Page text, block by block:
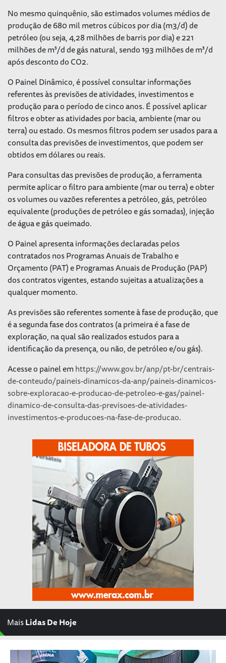
No mesmo quinquênio, são estimados volumes médios de
produção de 680 mil metros cúbicos por dia (m3/d) de
petróleo (ou seja, 4,28 milhões de barris por dia) e 221
milhões de m³/d de gás natural, sendo 193 milhões de m³/d
após desconto do CO2.
O Painel Dinâmico, é possível consultar informações
referentes às previsões de atividades, investimentos e
produção para o período de cinco anos. É possível aplicar
filtros e obter as atividades por bacia, ambiente (mar ou
terra) ou estado. Os mesmos filtros podem ser usados para a
consulta das previsões de investimentos, que podem ser
obtidos em dólares ou reais.
Para consultas das previsões de produção, a ferramenta
permite aplicar o filtro para ambiente (mar ou terra) e obter
os volumes ou vazões referentes a petróleo, gás, petróleo
equivalente (produções de petróleo e gás somadas), injeção
de água e gás queimado.
O Painel apresenta informações declaradas pelos
contratados nos Programas Anuais de Trabalho e
Orçamento (PAT) e Programas Anuais de Produção (PAP)
dos contratos vigentes, estando sujeitas a atualizações a
qualquer momento.
As previsões são referentes somente à fase de produção, que
é a segunda fase dos contratos (a primeira é a fase de
exploração, na qual são realizados estudos para a
identificação da presença, ou não, de petróleo e/ou gás).
Acesse o painel emhttps://www.gov.br/anp/pt-br/centrais-
de-conteudo/paineis-dinamicos-da-anp/paineis-dinamicos-
sobre-exploracao-e-producao-de-petroleo-e-gas/painel-
dinamico-de-consulta-das-previsoes-de-atividades-
investimentos-e-producoes-na-fase-de-producao.
MaisLidas De Hoje